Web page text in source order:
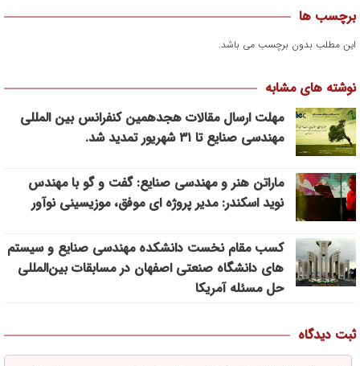
برچسب ها
این مطلب بدون برچسب می باشد.
نوشته های مشابه
مهلت ارسال مقالات هجدهمین کنفرانس بین المللی
مهندسی صنایع تا ۳۱ شهریور تمدید شد.
ماراتن هنر و مهندسی صنایع: گفت و گو با مهندس
نوید اسکندر: مدیر پروژه ای موفق، موزیسینی نوآور
کسب مقام نخست دانشکده مهندسی صنایع و سیستم
های دانشگاه صنعتی اصفهان در مسابقات بین‌المللی
حل مسئله آمریکا
ثبت دیدگاه